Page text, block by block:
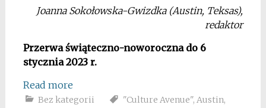
Joanna Sokołowska-Gwizdka (Austin, Teksas),
redaktor
Przerwa świąteczno-noworoczna do 6
stycznia 2023 r.
Read more
Bez kategorii "Culture Avenue", Austin,